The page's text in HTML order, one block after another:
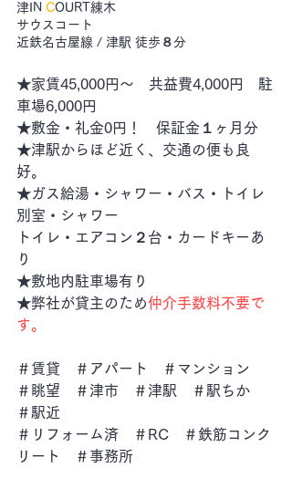
​津IN COURT練木​
サウスコート
近鉄名古屋線 / 津駅 徒歩８分
★家賃45,000円～　共益費4,000円　駐
車場6,000円
★敷金・礼金0円！　保証金１ヶ月分
★津駅からほど近く、交通の便も良
好。
★ガス給湯・シャワー・バス・トイレ
別室・シャワー
トイレ・エアコン２台・カードキーあ
り
​★敷地内駐車場有り
★弊社が貸主のため仲介手数料不要で
す。
＃賃貸　＃アパート　＃マンション
＃眺望　＃津市　＃津駅　＃駅ちか
＃駅近
＃リフォーム済　＃RC　＃鉄筋コンク
リート　＃事務所